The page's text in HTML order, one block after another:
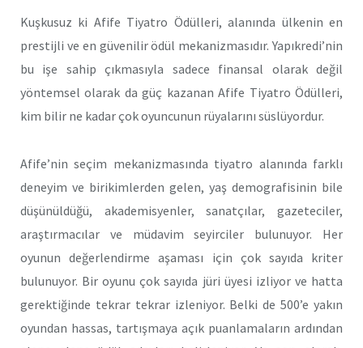
Kuşkusuz ki Afife Tiyatro Ödülleri, alanında ülkenin en
prestijli ve en güvenilir ödül mekanizmasıdır. Yapıkredi’nin
bu işe sahip çıkmasıyla sadece finansal olarak değil
yöntemsel olarak da güç kazanan Afife Tiyatro Ödülleri,
kim bilir ne kadar çok oyuncunun rüyalarını süslüyordur.
Afife’nin seçim mekanizmasında tiyatro alanında farklı
deneyim ve birikimlerden gelen, yaş demografisinin bile
düşünüldüğü, akademisyenler, sanatçılar, gazeteciler,
araştırmacılar ve müdavim seyirciler bulunuyor. Her
oyunun değerlendirme aşaması için çok sayıda kriter
bulunuyor. Bir oyunu çok sayıda jüri üyesi izliyor ve hatta
gerektiğinde tekrar tekrar izleniyor. Belki de 500’e yakın
oyundan hassas, tartışmaya açık puanlamaların ardından